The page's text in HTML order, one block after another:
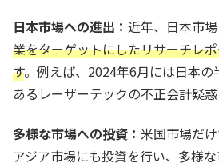
日本市場への進出： 近年、日本市場
業をターゲットにしたリサーチレ
す。例えば、2024年6月には日本の
あるレーザーテックの不正会計疑惑
多様な市場への投資： 米国市場だ
アジア市場にも投資を行い、多様